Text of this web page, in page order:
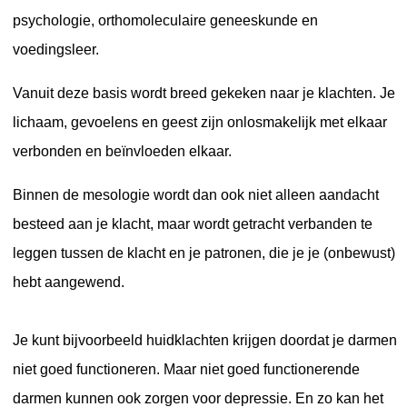
psychologie, orthomoleculaire geneeskunde en
voedingsleer.
Vanuit deze basis wordt breed gekeken naar je klachten. Je
lichaam, gevoelens en geest zijn onlosmakelijk met elkaar
verbonden en beïnvloeden elkaar.
Binnen de mesologie wordt dan ook niet alleen aandacht
besteed aan je klacht, maar wordt getracht verbanden te
leggen tussen de klacht en je patronen, die je je (onbewust)
hebt aangewend.
Je kunt bijvoorbeeld huidklachten krijgen doordat je darmen
niet goed functioneren. Maar niet goed functionerende
darmen kunnen ook zorgen voor depressie. En zo kan het